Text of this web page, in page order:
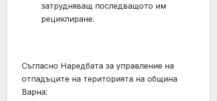
затрудняващ последващото им
рециклиране.
Съгласно Наредбата за управление на
отпадъците на територията на община
Варна: